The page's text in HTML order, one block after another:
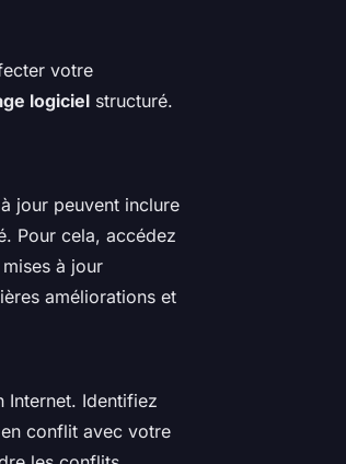
votre
logiciel structuré.
jour peuvent inclure
Pour cela, accédez
à jour
améliorations et
Internet. Identifiez
conflit avec votre